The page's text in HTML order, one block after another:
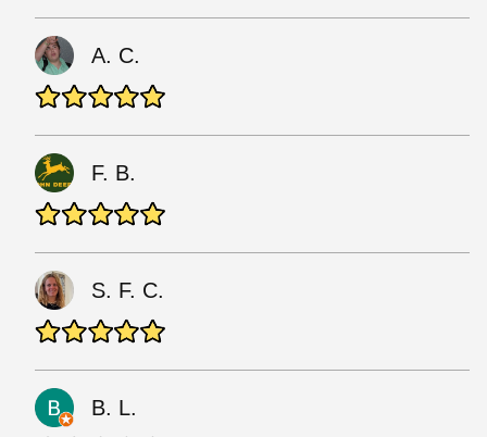
A. C.
F. B.
S. F. C.
B. L.